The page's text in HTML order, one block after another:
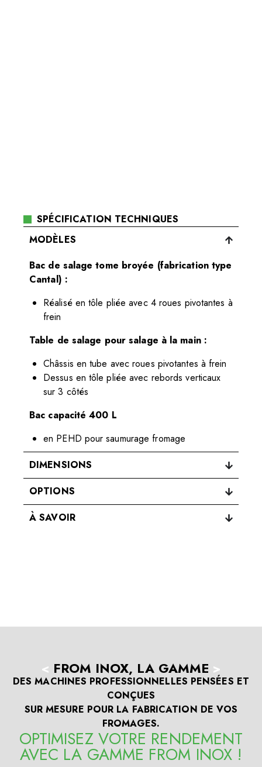
SPÉCIFICATION TECHNIQUES
MODÈLES
Bac de salage tome broyée (fabrication type
Cantal) :
Réalisé en tôle pliée avec 4 roues pivotantes à
frein
Table de salage pour salage à la main :
Châssis en tube avec roues pivotantes à frein
Dessus en tôle pliée avec rebords verticaux
sur 3 côtés
Bac capacité 400 L
en PEHD pour saumurage fromage
DIMENSIONS
OPTIONS
À SAVOIR
< FROM INOX, LA GAMME >
DES MACHINES PROFESSIONNELLES PENSÉES ET
CONÇUES
SUR MESURE POUR LA FABRICATION DE VOS
FROMAGES.
OPTIMISEZ VOTRE RENDEMENT
AVEC LA GAMME FROM INOX !